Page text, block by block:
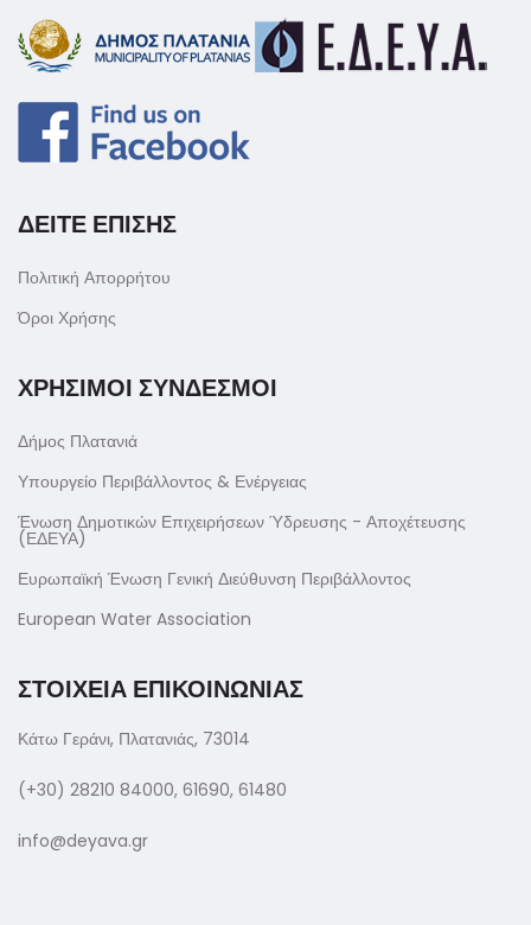
ΔΕΙΤΕ ΕΠΙΣΗΣ
Πολιτική Απορρήτου
Όροι Χρήσης
ΧΡΗΣΙΜΟΙ ΣΥΝΔΕΣΜΟΙ
Δήμος Πλατανιά
Υπουργείο Περιβάλλοντος & Ενέργειας
Ένωση Δημοτικών Επιχειρήσεων Ύδρευσης - Αποχέτευσης
(ΕΔΕΥΑ)
Ευρωπαϊκή Ένωση Γενική Διεύθυνση Περιβάλλοντος
European Water Association
ΣΤΟΙΧΕΙΑ ΕΠΙΚΟΙΝΩΝΙΑΣ
Κάτω Γεράνι, Πλατανιάς, 73014
(+30) 28210 84000, 61690, 61480
info@deyava.gr